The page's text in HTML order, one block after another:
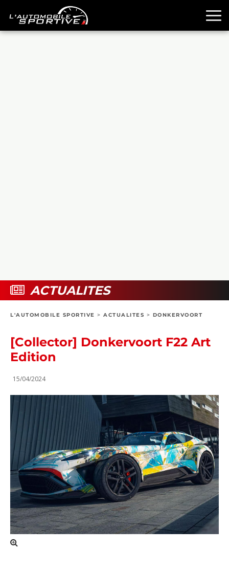
BOUTIQUE
ACTUALITES
L'AUTOMOBILE SPORTIVE > ACTUALITES > DONKERVOORT
[Collector] Donkervoort F22 Art
Edition
15/04/2024